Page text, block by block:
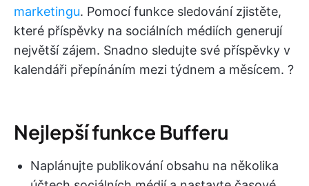
marketingu. Pomocí funkce sledování zjistěte,
které příspěvky na sociálních médiích generují
největší zájem. Snadno sledujte své příspěvky v
kalendáři přepínáním mezi týdnem a měsícem. ?
Nejlepší funkce Bufferu
Naplánujte publikování obsahu na několika